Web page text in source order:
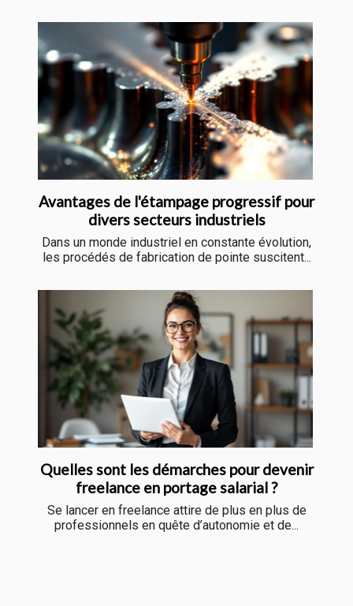
Avantages de l'étampage progressif pour
divers secteurs industriels
Dans un monde industriel en constante évolution,
les procédés de fabrication de pointe suscitent...
Quelles sont les démarches pour devenir
freelance en portage salarial ?
Se lancer en freelance attire de plus en plus de
professionnels en quête d’autonomie et de...